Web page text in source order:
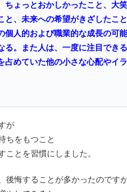
ちょっとおかしかったこと、大
と、未来への希望がきざしたこ
個人的および職業的な成長の可
る。また人は、一度に注目でき
めていた他の小さな心配やイ
が
ちをもつこと
ことを習慣にしました。
後悔することが多かったのです